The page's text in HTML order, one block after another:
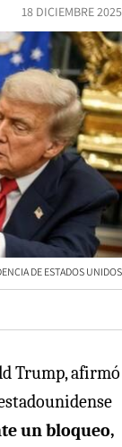
18 DICIEMBRE 2025
DE ESTADOS UNIDOS
Trump, afirmó
un bloqueo,